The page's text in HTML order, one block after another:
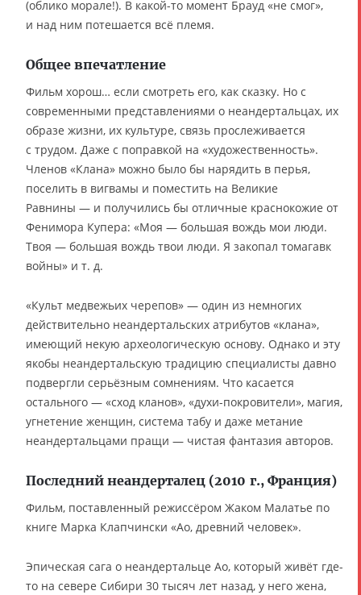
(облико морале!). В какой-то момент Брауд «не смог»,
и над ним потешается всё племя.
Общее впечатление
Фильм хорош… если смотреть его, как сказку. Но с
современными представлениями о неандертальцах, их
образе жизни, их культуре, связь прослеживается
с трудом. Даже с поправкой на «художественность».
Членов «Клана» можно было бы нарядить в перья,
поселить в вигвамы и поместить на Великие
Равнины — и получились бы отличные краснокожие от
Фенимора Купера: «Моя — большая вождь мои люди.
Твоя — большая вождь твои люди. Я закопал томагавк
войны» и т. д.
«Культ медвежьих черепов» — один из немногих
действительно неандертальских атрибутов «клана»,
имеющий некую археологическую основу. Однако и эту
якобы неандертальскую традицию специалисты давно
подвергли серьёзным сомнениям. Что касается
остального — «сход кланов», «духи-покровители», магия,
угнетение женщин, система табу и даже метание
неандертальцами пращи — чистая фантазия авторов.
Последний неандерталец (2010 г., Франция)
Фильм, поставленный режиссёром Жаком Малатье по
книге Марка Клапчински «Ао, древний человек».
Эпическая сага о неандертальце Ао, который живёт где-
то на севере Сибири 30 тысяч лет назад, у него жена,